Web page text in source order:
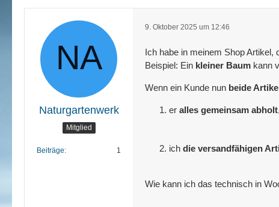
Naturgartenwerk
Mitglied
Beiträge 1
9. Oktober 2025 um 12:46
Ich habe in meinem Shop Artikel,
Beispiel: Ein kleiner Baum kann
Wenn ein Kunde nun beide
er alles gemeinsam abholt
ich die versandfähigen
Wie kann ich das technisch in